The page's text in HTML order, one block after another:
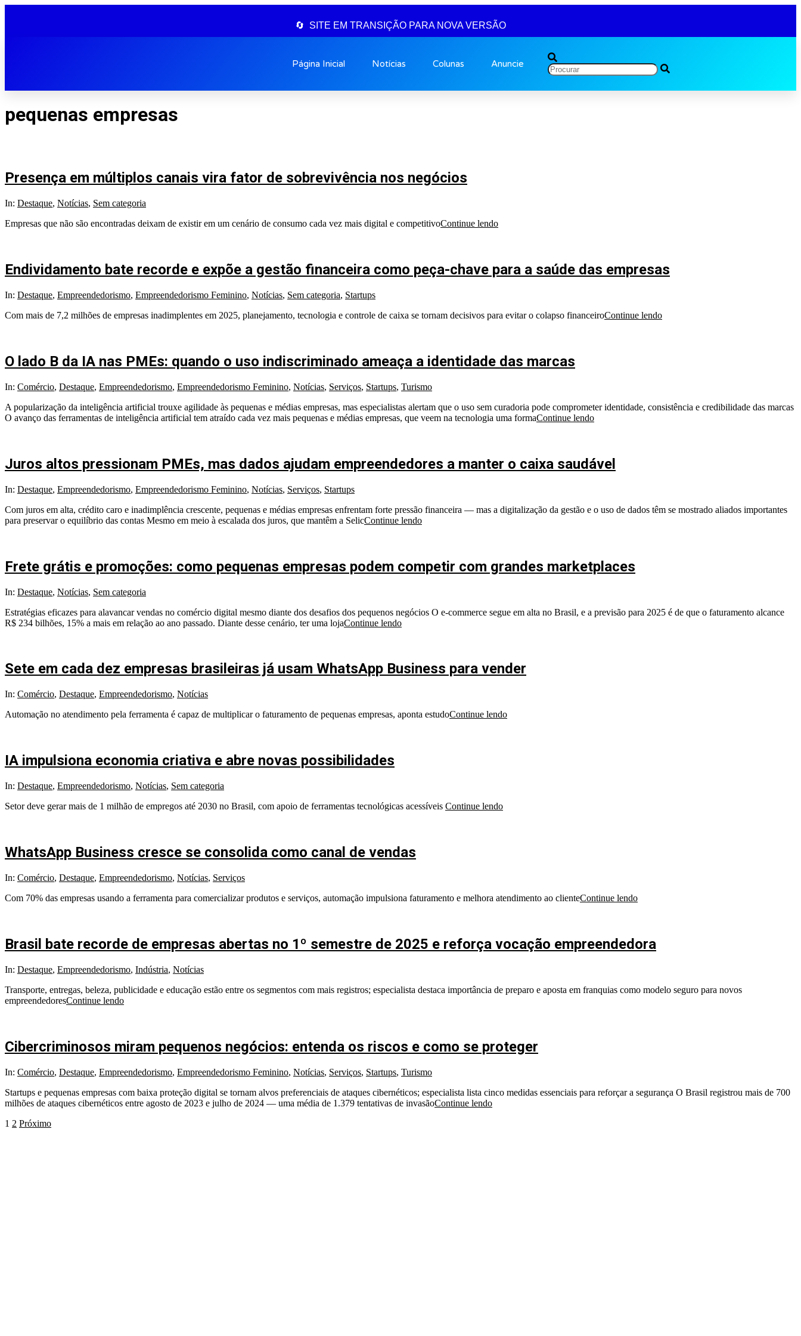
🔄 SITE EM TRANSIÇÃO PARA NOVA VERSÃO
Página Inicial Notícias Colunas Anuncie
pequenas empresas
Presença em múltiplos canais vira fator de sobrevivência nos negócios
In: Destaque, Notícias, Sem categoria
Empresas que não são encontradas deixam de existir em um cenário de consumo cada vez mais digital e competitivoContinue lendo
Endividamento bate recorde e expõe a gestão financeira como peça-chave para a saúde das empresas
In: Destaque, Empreendedorismo, Empreendedorismo Feminino, Notícias, Sem categoria, Startups
Com mais de 7,2 milhões de empresas inadimplentes em 2025, planejamento, tecnologia e controle de caixa se tornam decisivos para evitar o colapso financeiroContinue lendo
O lado B da IA nas PMEs: quando o uso indiscriminado ameaça a identidade das marcas
In: Comércio, Destaque, Empreendedorismo, Empreendedorismo Feminino, Notícias, Serviços, Startups, Turismo
A popularização da inteligência artificial trouxe agilidade às pequenas e médias empresas, mas especialistas alertam que o uso sem curadoria pode comprometer identidade, consistência e credibilidade das marcas
O avanço das ferramentas de inteligência artificial tem atraído cada vez mais pequenas e médias empresas, que veem na tecnologia uma formaContinue lendo
Juros altos pressionam PMEs, mas dados ajudam empreendedores a manter o caixa saudável
In: Destaque, Empreendedorismo, Empreendedorismo Feminino, Notícias, Serviços, Startups
Com juros em alta, crédito caro e inadimplência crescente, pequenas e médias empresas enfrentam forte pressão financeira — mas a digitalização da gestão e o uso de dados têm se mostrado aliados importantes
para preservar o equilíbrio das contas Mesmo em meio à escalada dos juros, que mantêm a SelicContinue lendo
Frete grátis e promoções: como pequenas empresas podem competir com grandes marketplaces
In: Destaque, Notícias, Sem categoria
Estratégias eficazes para alavancar vendas no comércio digital mesmo diante dos desafios dos pequenos negócios O e-commerce segue em alta no Brasil, e a previsão para 2025 é de que o faturamento alcance
R$ 234 bilhões, 15% a mais em relação ao ano passado. Diante desse cenário, ter uma lojaContinue lendo
Sete em cada dez empresas brasileiras já usam WhatsApp Business para vender
In: Comércio, Destaque, Empreendedorismo, Notícias
Automação no atendimento pela ferramenta é capaz de multiplicar o faturamento de pequenas empresas, aponta estudoContinue lendo
IA impulsiona economia criativa e abre novas possibilidades
In: Destaque, Empreendedorismo, Notícias, Sem categoria
Setor deve gerar mais de 1 milhão de empregos até 2030 no Brasil, com apoio de ferramentas tecnológicas acessíveis Continue lendo
WhatsApp Business cresce se consolida como canal de vendas
In: Comércio, Destaque, Empreendedorismo, Notícias, Serviços
Com 70% das empresas usando a ferramenta para comercializar produtos e serviços, automação impulsiona faturamento e melhora atendimento ao clienteContinue lendo
Brasil bate recorde de empresas abertas no 1º semestre de 2025 e reforça vocação empreendedora
In: Destaque, Empreendedorismo, Indústria, Notícias
Transporte, entregas, beleza, publicidade e educação estão entre os segmentos com mais registros; especialista destaca importância de preparo e aposta em franquias como modelo seguro para novos
empreendedoresContinue lendo
Cibercriminosos miram pequenos negócios: entenda os riscos e como se proteger
In: Comércio, Destaque, Empreendedorismo, Empreendedorismo Feminino, Notícias, Serviços, Startups, Turismo
Startups e pequenas empresas com baixa proteção digital se tornam alvos preferenciais de ataques cibernéticos; especialista lista cinco medidas essenciais para reforçar a segurança O Brasil registrou mais de 700
milhões de ataques cibernéticos entre agosto de 2023 e julho de 2024 — uma média de 1.379 tentativas de invasãoContinue lendo
1 2 Próximo